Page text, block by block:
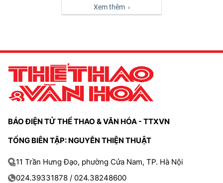
Xem thêm ›
BÁO ĐIỆN TỬ THỂ THAO & VĂN HÓA - TTXVN
TỔNG BIÊN TẬP: NGUYỄN THIỆN THUẬT
11 Trần Hưng Đạo, phường Cửa Nam, TP. Hà Nội
024.39331878 / 024.38248600